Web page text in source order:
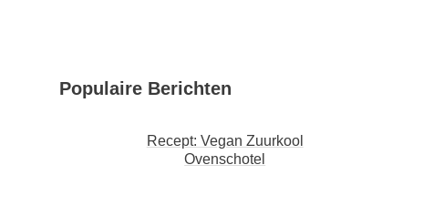
Populaire Berichten
Recept: Vegan Zuurkool
Ovenschotel